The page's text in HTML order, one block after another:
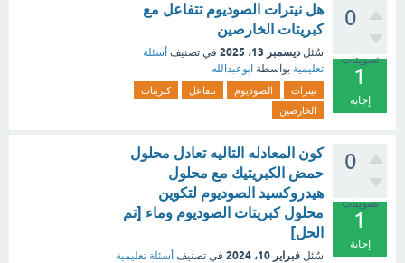
0
تصويتات
1
إجابة
هل نيترات الصوديوم تتفاعل مع
كبريتات الخارصين
سُئل ديسمبر 13، 2025 في تصنيف أسئلة
تعليمية بواسطة ابوعبدالله
نيترات الصوديوم تتفاعل
كبريتات
الخارصين
0
تصويتات
1
إجابة
كون المعادله التاليه تعادل محلول
حمض الكبريتيك مع محلول
هيدروكسيد الصوديوم لتكوين
محلول كبريتات الصوديوم وماء [تم
الحل]
سُئل فبراير 10، 2024 في تصنيف أسئلة تعليمية